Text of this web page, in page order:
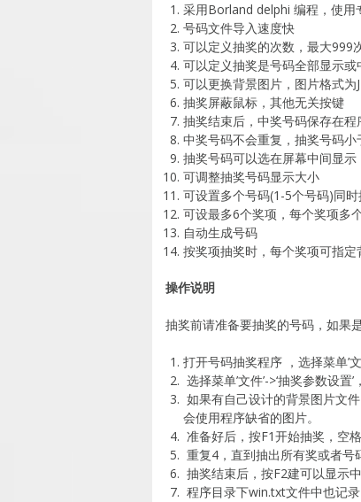
采用Borland delphi 编程，使用
号码文件导入速度快
可以定义抽奖的次数，最大999
可以定义抽奖是号码全部显示
可以更换背景图片，图片格式为
抽奖屏蔽鼠标，其他无关按键
抽奖结束后，中奖号码保存在
中奖号码不会重复，抽奖号码
抽奖号码可以选在屏幕中间显示
可调整抽奖号码显示大小
可设置多个号码(1-5个号码)同时
可设最多6个奖项，每个奖项多
自动生成号码
按奖项抽奖时，每个奖项可指定
操作说明
抽奖前请准备要抽奖的号码，如果
打开号码抽奖程序 ，选择菜单’
选择菜单’文件’->‘抽奖参数设
如果有自己设计的背景图片文件
会使用程序缺省的图片。
准备好后，按F1开始抽奖，空
重复4，直到抽出所有奖或者号
抽奖结束后，按F2建可以显示
程序目录下win.txt文件中也记